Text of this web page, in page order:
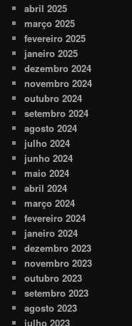
abril 2025
março 2025
fevereiro 2025
janeiro 2025
dezembro 2024
novembro 2024
outubro 2024
setembro 2024
agosto 2024
julho 2024
junho 2024
maio 2024
abril 2024
março 2024
fevereiro 2024
janeiro 2024
dezembro 2023
novembro 2023
outubro 2023
setembro 2023
agosto 2023
julho 2023